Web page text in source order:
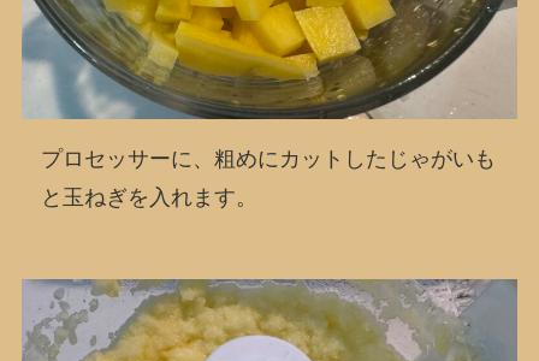
プロセッサーに、粗めにカットしたじゃがいも
と玉ねぎを入れます。